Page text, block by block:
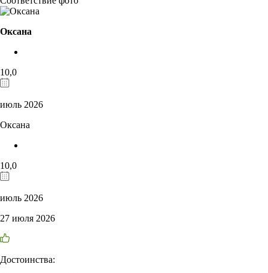
Оксана
10,0
июль 2026
Оксана
10,0
июль 2026
27 июля 2026
Достоинства: